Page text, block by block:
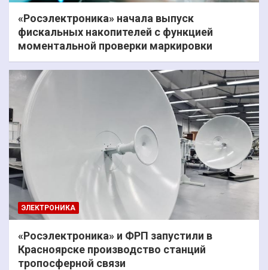
«Росэлектроника» начала выпуск
фискальных накопителей с функцией
моментальной проверки маркировки
ЭЛЕКТРОНИКА
«Росэлектроника» и ФРП запустили в
Красноярске производство станций
тропосферной связи